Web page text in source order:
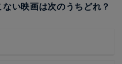
い映画は次のうちどれ？